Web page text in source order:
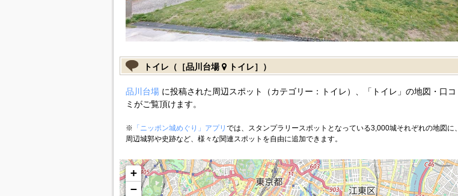
トイレ（［品川台場 トイレ］）
品川台場に投稿された周辺スポット（カテゴリー：トイレ）、「トイレ」の地図・口コ
ミがご覧頂けます。
※ 「ニッポン城めぐり」アプリ では、スタンプラリースポットとなっている3,000城それぞれの地図に、
周辺城郭や史跡など、様々な関連スポットを自由に追加できます。
+
−